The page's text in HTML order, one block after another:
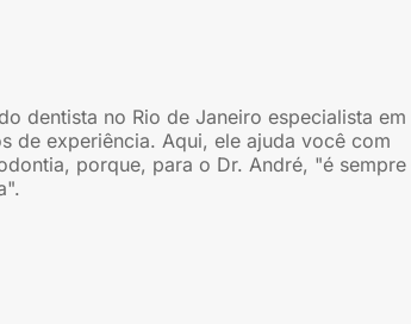
dentista no Rio de Janeiro especialista em
de experiência. Aqui, ele ajuda você com
porque, para o Dr. André, "é sempre